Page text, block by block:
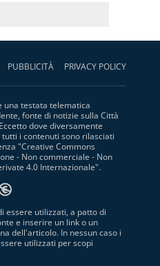
PUBBLICITÀ PRIVACY POLICY
una testata telematica
fonte di notizie sulla Città
dove diversamente
tutti i contenuti sono rilasciati
"Creative Commons
- Non commerciale - Non
4.0 Internazionale".
essere utilizzati, a patto di
e inserire un link o un
dell'articolo. In nessun caso i
utilizzati per scopi